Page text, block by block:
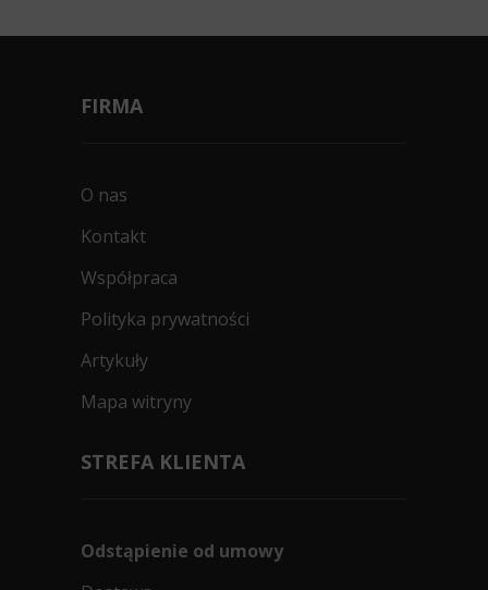
FIRMA
O nas
Kontakt
Współpraca
Polityka prywatności
Artykuły
Mapa witryny
STREFA KLIENTA
Odstąpienie od umowy